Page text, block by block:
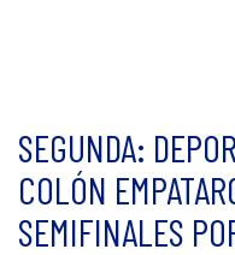
SEGUNDA:
COLÓN
SEMIFINALES